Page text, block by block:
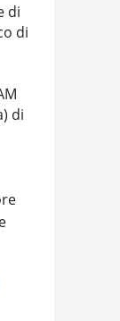
di
di
di